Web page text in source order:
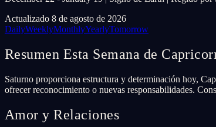
Actualizado 8 de agosto de 2026
DailyWeeklyMonthlyYearlyTomorrow
Resumen Esta Semana de
Saturno proporciona estructura y determinación hoy,
ofrecer reconocimiento o nuevas responsabilidades.
Amor y Relaciones